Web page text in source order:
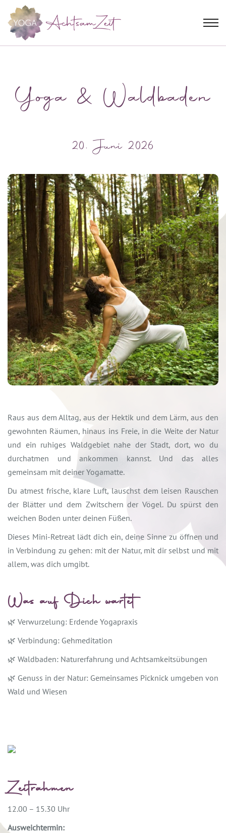
Yoga & Waldbaden
20. Juni 2026
Raus aus dem Alltag, aus der Hektik und dem Lärm, aus den
gewohnten Räumen, hinaus ins Freie, in die Weite der Natur
und ein ruhiges Waldgebiet nahe der Stadt, dort, wo du
durchatmen und ankommen kannst. Und das alles
gemeinsam mit deiner Yogamatte.
Du atmest frische, klare Luft, lauschst dem leisen Rauschen
der Blätter und dem Zwitschern der Vögel. Du spürst den
weichen Boden unter deinen Füßen.
Dieses Mini-Retreat lädt dich ein, deine Sinne zu öffnen und
in Verbindung zu gehen: mit der Natur, mit dir selbst und mit
allem, was dich umgibt.
Was auf Dich wartet
🌿 Verwurzelung: Erdende Yogapraxis
🌿 Verbindung: Gehmeditation
🌿 Waldbaden: Naturerfahrung und Achtsamkeitsübungen
🌿 Genuss in der Natur: Gemeinsames Picknick umgeben von
Wald und Wiesen
Zeitrahmen
12.00 – 15.30 Uhr
Ausweichtermin: